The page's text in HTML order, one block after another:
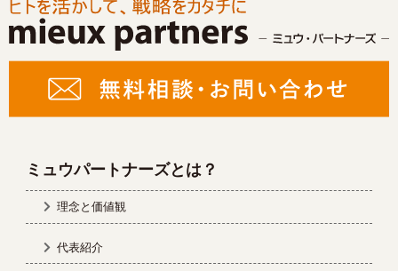
ミュウパートナーズとは？
理念と価値観
代表紹介